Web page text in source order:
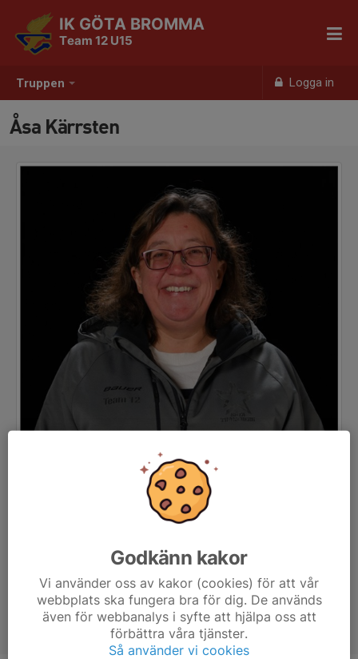
Truppen Logga in
IK GÖTA BROMMA
Team 12 U15
Åsa Kärrsten
Godkänn kakor
Vi använder oss av kakor (cookies) för att vår
webbplats ska fungera bra för dig. De används
även för webbanalys i syfte att hjälpa oss att
förbättra våra tjänster.
Så använder vi cookies